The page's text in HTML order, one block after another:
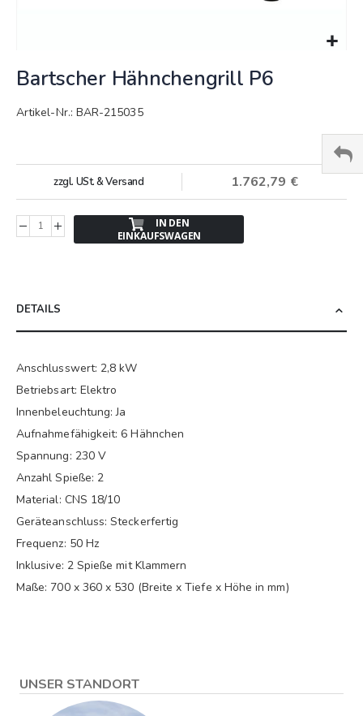
zum
der
Bartscher Hähnchengrill P6
Artikel-Nr.: BAR-215035
1.762,79 €
zzgl. USt. & Versand
IN DEN
EINKAUFSWAGEN
DETAILS
Anschlusswert: 2,8 kW
Betriebsart: Elektro
Innenbeleuchtung: Ja
Aufnahmefähigkeit: 6 Hähnchen
Spannung: 230 V
Anzahl Spieße: 2
Material: CNS 18/10
Geräteanschluss: Steckerfertig
Frequenz: 50 Hz
Inklusive: 2 Spieße mit Klammern
Maße: 700 x 360 x 530 (Breite x Tiefe x Höhe in mm)
UNSER STANDORT